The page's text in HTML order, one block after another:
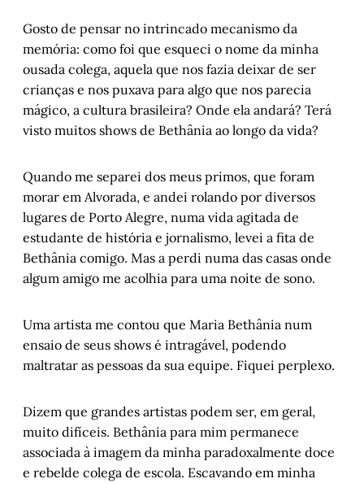
Gosto de pensar no intrincado mecanismo da
memória: como foi que esqueci o nome da minha
ousada colega, aquela que nos fazia deixar de ser
crianças e nos puxava para algo que nos parecia
mágico, a cultura brasileira? Onde ela andará? Terá
visto muitos shows de Bethânia ao longo da vida?
Quando me separei dos meus primos, que foram
morar em Alvorada, e andei rolando por diversos
lugares de Porto Alegre, numa vida agitada de
estudante de história e jornalismo, levei a fita de
Bethânia comigo. Mas a perdi numa das casas onde
algum amigo me acolhia para uma noite de sono.
Uma artista me contou que Maria Bethânia num
ensaio de seus shows é intragável, podendo
maltratar as pessoas da sua equipe. Fiquei perplexo.
Dizem que grandes artistas podem ser, em geral,
muito difíceis. Bethânia para mim permanece
associada à imagem da minha paradoxalmente doce
e rebelde colega de escola. Escavando em minha